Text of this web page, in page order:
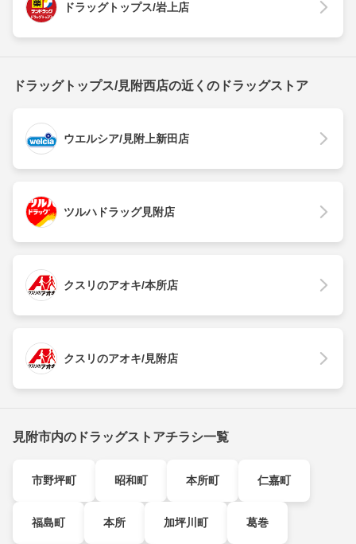
ドラッグトップス/岩上店
ドラッグトップス/見附西店の近くのドラッグストア
ウエルシア/見附上新田店
ツルハドラッグ見附店
クスリのアオキ/本所店
クスリのアオキ/見附店
見附市内のドラッグストアチラシ一覧
市野坪町 昭和町 本所町 仁嘉町
福島町 本所 加坪川町 葛巻